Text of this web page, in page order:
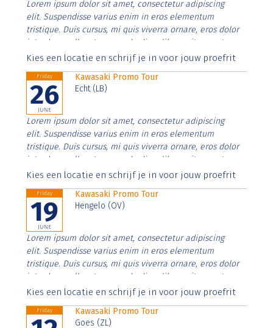
Lorem ipsum dolor sit amet, consectetur adipiscing
elit. Suspendisse varius enim in eros elementum
tristique. Duis cursus, mi quis viverra ornare, eros dolor
interdum nulla, ut commodo diam libero vitae erat.
Aenean faucibus nibh et justo cursus id rutrum lorem
Kies een locatie en schrijf je in voor jouw proefrit
Friday
26
JUNE
Kawasaki Promo Tour
Echt (LB)
Lorem ipsum dolor sit amet, consectetur adipiscing
elit. Suspendisse varius enim in eros elementum
tristique. Duis cursus, mi quis viverra ornare, eros dolor
interdum nulla, ut commodo diam libero vitae erat.
Aenean faucibus nibh et justo cursus id rutrum lorem
Kies een locatie en schrijf je in voor jouw proefrit
Friday
19
JUNE
Kawasaki Promo Tour
Hengelo (OV)
Lorem ipsum dolor sit amet, consectetur adipiscing
elit. Suspendisse varius enim in eros elementum
tristique. Duis cursus, mi quis viverra ornare, eros dolor
interdum nulla, ut commodo diam libero vitae erat.
Aenean faucibus nibh et justo cursus id rutrum lorem
Kies een locatie en schrijf je in voor jouw proefrit
Friday
Kawasaki Promo Tour
Goes (ZL)